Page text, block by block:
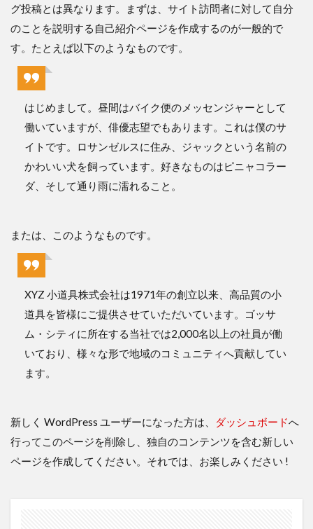
グ投稿とは異なります。まずは、サイト訪問者に対して自分
のことを説明する自己紹介ページを作成するのが一般的で
す。たとえば以下のようなものです。
はじめまして。昼間はバイク便のメッセンジャーとして
働いていますが、俳優志望でもあります。これは僕のサ
イトです。ロサンゼルスに住み、ジャックという名前の
かわいい犬を飼っています。好きなものはピニャコラー
ダ、そして通り雨に濡れること。
または、このようなものです。
XYZ 小道具株式会社は1971年の創立以来、高品質の小
道具を皆様にご提供させていただいています。ゴッサ
ム・シティに所在する当社では2,000名以上の社員が働
いており、様々な形で地域のコミュニティへ貢献してい
ます。
新しく WordPress ユーザーになった方は、 ダッシュボードへ
行ってこのページを削除し、独自のコンテンツを含む新しい
ページを作成してください。それでは、お楽しみください !